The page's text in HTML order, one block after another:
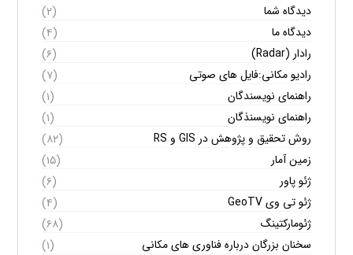
دیدگاه شما
(۲)
دیدگاه ما
(۴)
رادار (Radar)
(۶)
رادیو مکانی:فایل های صوتی
(۷)
راهنمای نویسندگان
(۱)
راهنمای نویسنذگان
(۱)
روش تحقیق و پژوهش در GIS و RS
(۸۲)
زمین آمار
(۱۵)
ژئو پاور
(۶)
ژئو تی وی GeoTV
(۴)
ژئومارکتینگ
(۶۸)
سخنان بزرگان درباره فناوری های مکانی
(۱)